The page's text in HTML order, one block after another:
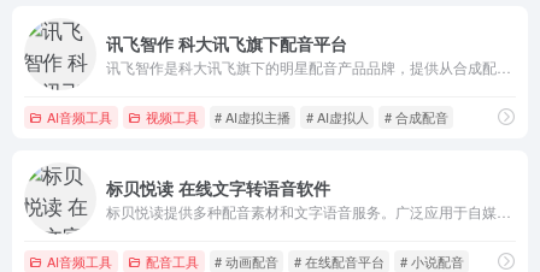
讯飞智作 科大讯飞旗下配音平台
AI音频工具 视频工具 # AI虚拟主播 # AI虚拟人 # 合成配音
标贝悦读 在线文字转语音软件
AI音频工具 配音工具 # 动画配音 # 在线配音平台 # 小说配音